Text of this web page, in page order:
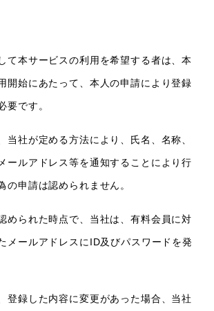
て本サービスの利用を希望する者は、本
開始にあたって、本人の申請により登録
要です。
当社が定める方法により、氏名、名称、
ールアドレス等を通知することにより行
の申請は認められません。
められた時点で、当社は、有料会員に対
メールアドレスにID及びパスワードを発
登録した内容に変更があった場合、当社